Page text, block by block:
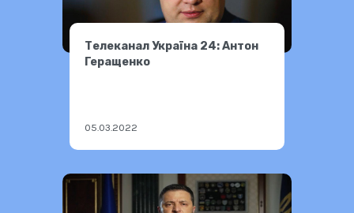
Телеканал Україна 24: Антон
Геращенко
05.03.2022